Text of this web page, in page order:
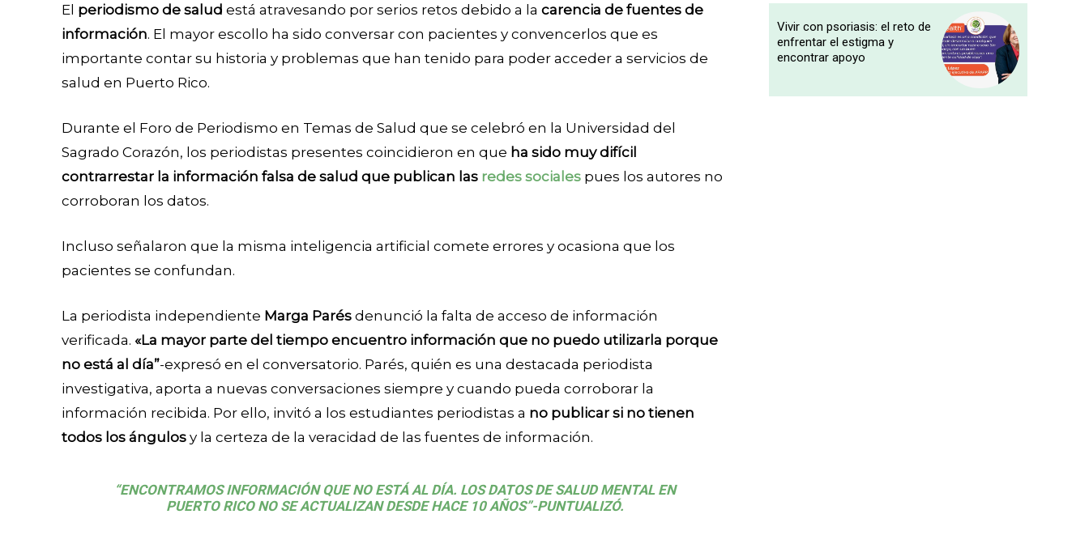
El periodismo de salud está atravesando por serios retos debido a la carencia de fuentes de
información. El mayor escollo ha sido conversar con pacientes y convencerlos que es
importante contar su historia y problemas que han tenido para poder acceder a servicios de
salud en Puerto Rico.
Durante el Foro de Periodismo en Temas de Salud que se celebró en la Universidad del
Sagrado Corazón, los periodistas presentes coincidieron en que ha sido muy difícil
contrarrestar la información falsa de salud que publican las redes sociales pues los autores no
corroboran los datos.
Incluso señalaron que la misma inteligencia artificial comete errores y ocasiona que los
pacientes se confundan.
La periodista independiente Marga Parés denunció la falta de acceso de información
verificada. «La mayor parte del tiempo encuentro información que no puedo utilizarla porque
no está al día”-expresó en el conversatorio. Parés, quién es una destacada periodista
investigativa, aporta a nuevas conversaciones siempre y cuando pueda corroborar la
información recibida. Por ello, invitó a los estudiantes periodistas a no publicar si no tienen
todos los ángulos y la certeza de la veracidad de las fuentes de información.
“ENCONTRAMOS INFORMACIÓN QUE NO ESTÁ AL DÍA. LOS DATOS DESALUD MENTALEN
PUERTO RICO NO SE ACTUALIZAN DESDE HACE 10 AÑOS”-PUNTUALIZÓ.
Vivir con psoriasis: el reto de
enfrentar el estigma y
encontrar apoyo